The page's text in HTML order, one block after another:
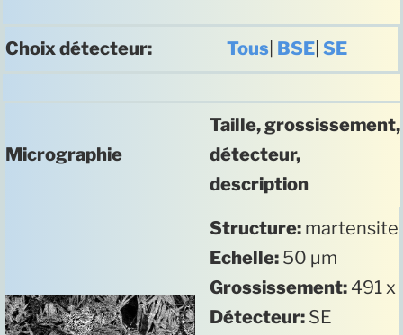
Choix détecteur: Tous BSE SE
Micrographie
Taille, grossissement,
détecteur,
description
Structure: martensite
Echelle: 50 µm
Grossissement: 491 x
Détecteur: SE